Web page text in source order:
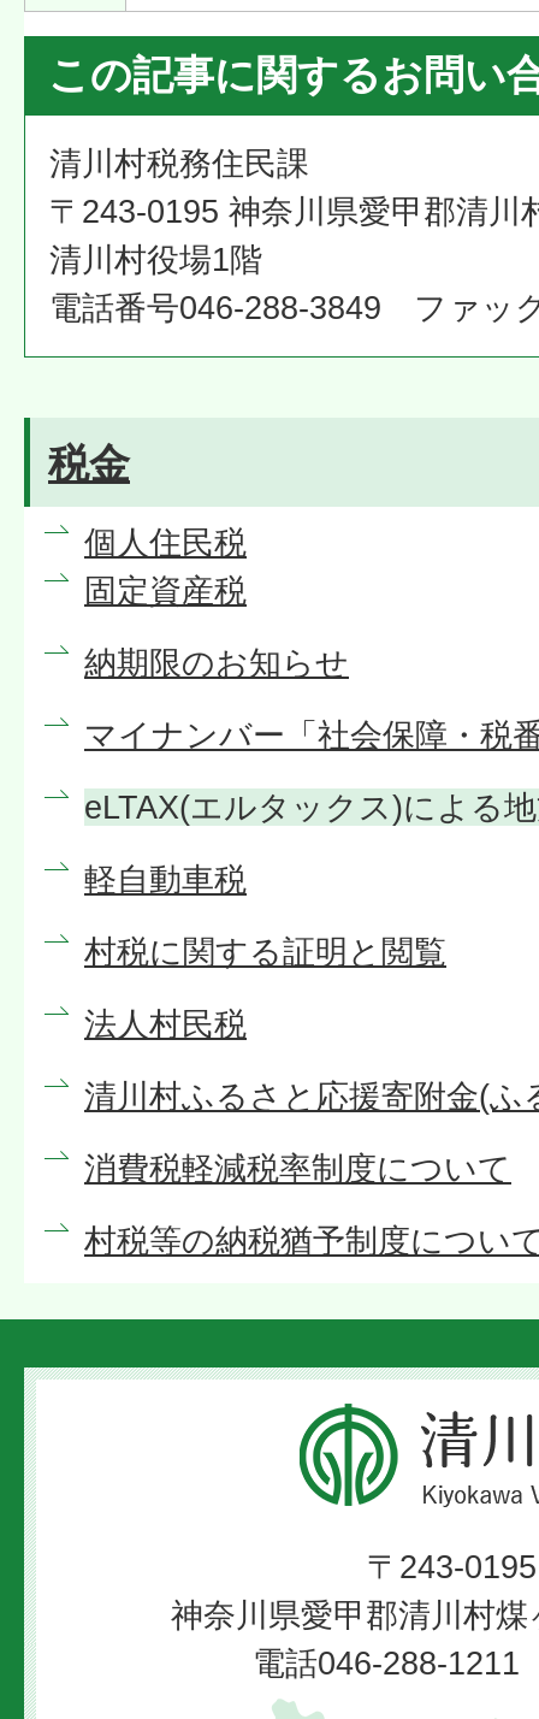
この記事に関するお問い
清川村税務住民課
〒243-0195 神奈川県愛甲郡清川
清川村役場1階
電話番号046-288-3849 ファッ
税金
個人住民税
固定資産税
納期限のお知らせ
マイナンバー「社会保障・税
eLTAX(エルタックス)による
軽自動車税
村税に関する証明と閲覧
法人村民税
清川村ふるさと応援寄附金(ふ
消費税軽減税率制度について
村税等の納税猶予制度につい
清
川
Kiyokawa
Village
〒243-0195
神奈川県愛甲郡清川村
電話046-288-1211